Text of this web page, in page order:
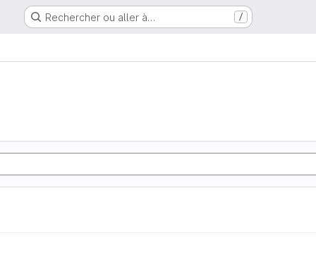
Rechercher ou aller à… /